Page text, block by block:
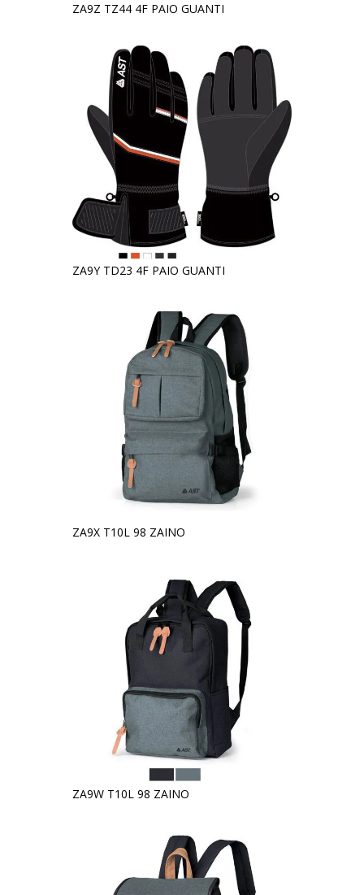
ZA9Z TZ44 4F PAIO GUANTI
ZA9Y TD23 4F PAIO GUANTI
ZA9X T10L 98 ZAINO
ZA9W T10L 98 ZAINO